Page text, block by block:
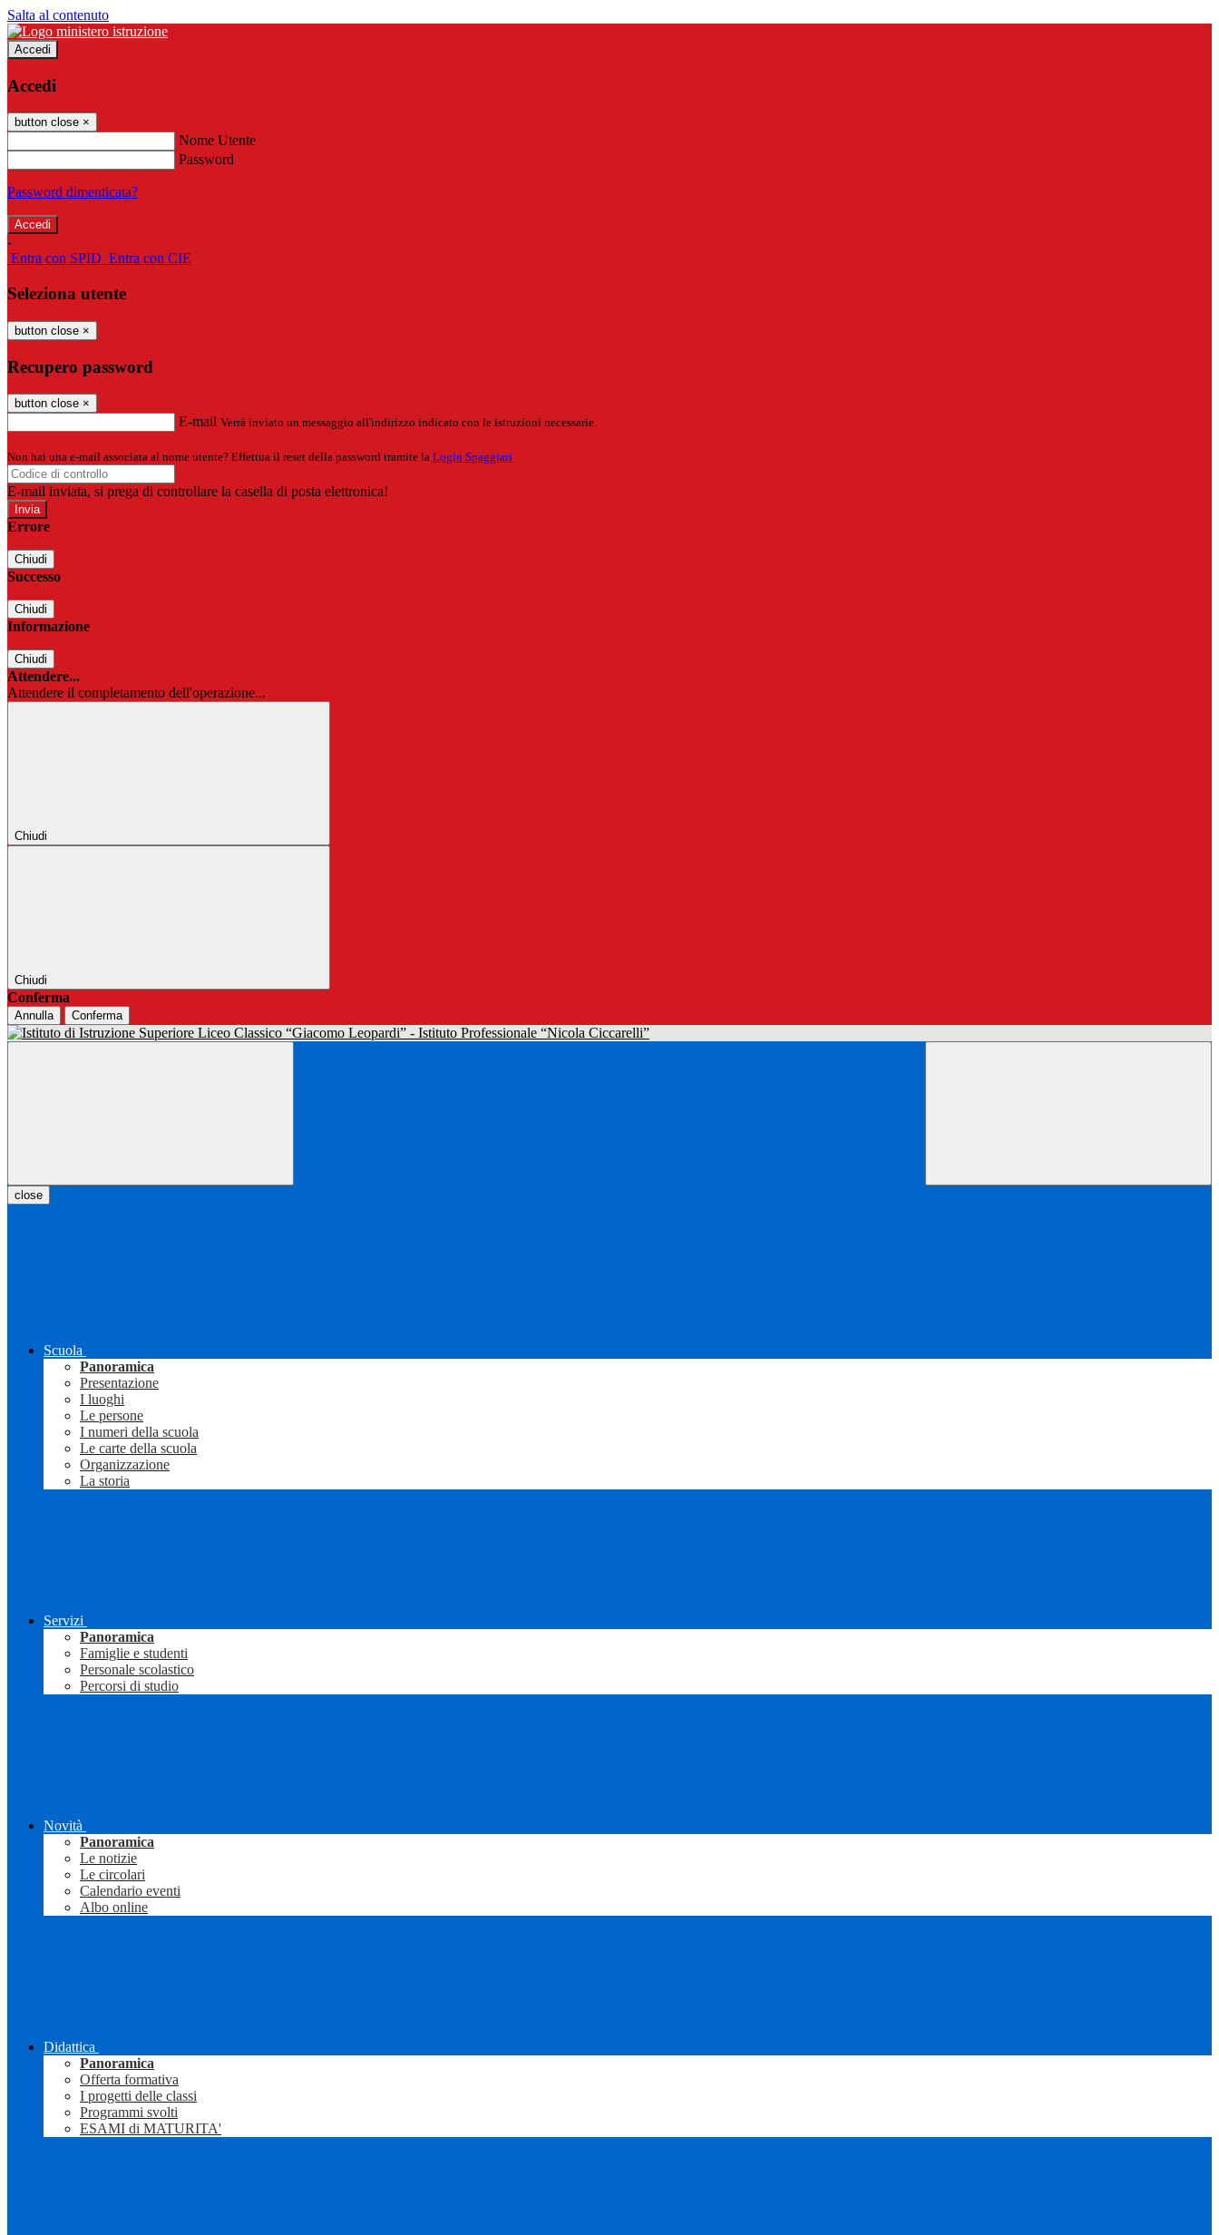
Salta al contenuto
Accedi
Accedi
button close ×
Nome Utente
Password
Password dimenticata?
-
Entra con SPID Entra con CIE
Seleziona utente
button close ×
Recupero password
button close ×
E-mail Verrà inviato un messaggio all'indirizzo indicato con le istruzioni necessarie.
Non hai una e-mail associata al nome utente? Effettua il reset della password tramite la Login Spaggiari
E-mail inviata, si prega di controllare la casella di posta elettronica!
Errore
Chiudi
Successo
Chiudi
Informazione
Chiudi
Attendere...
Attendere il completamento dell'operazione...
Chiudi
Chiudi
Conferma
Annulla Conferma
close
Scuola
Panoramica
Presentazione
I luoghi
Le persone
I numeri della scuola
Le carte della scuola
Organizzazione
La storia
Servizi
Panoramica
Famiglie e studenti
Personale scolastico
Percorsi di studio
Novità
Panoramica
Le notizie
Le circolari
Calendario eventi
Albo online
Didattica
Panoramica
Offerta formativa
I progetti delle classi
Programmi svolti
ESAMI di MATURITA'